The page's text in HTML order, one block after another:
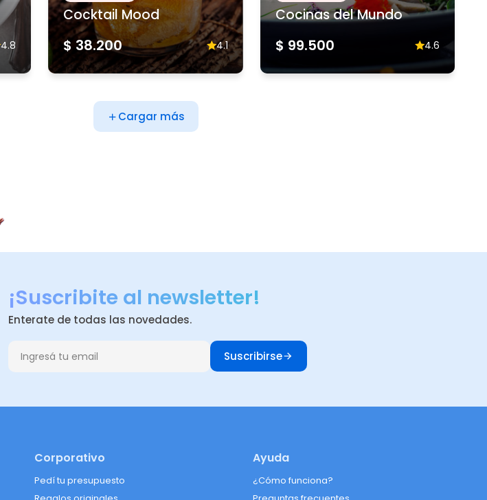
4.8
Cocktail Mood
$ 38.200 4.1
Cocinas del Mundo
$ 99.500 4.6
Cargar más
¡Suscribite al newsletter!
Enterate de todas las novedades.
Suscribirse
Corporativo
Pedí tu presupuesto
Ayuda
¿Cómo funciona?